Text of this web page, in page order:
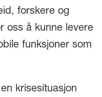
forskere og
oss å kunne levere
funksjoner som
krisesituasjon